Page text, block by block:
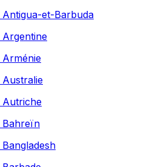
Antigua-et-Barbuda
Argentine
Arménie
Australie
Autriche
Bahreïn
Bangladesh